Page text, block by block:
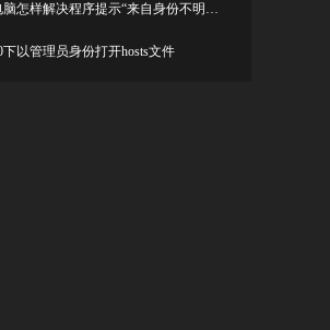
>苹果电脑怎样解决程序提示“来自身份不明开发者”及设置显示出“允许任何来源”
以管理员身份打开hosts文件